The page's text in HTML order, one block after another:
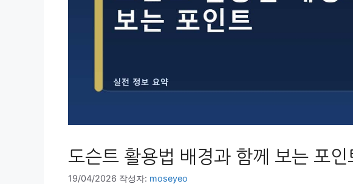
도슨트 활용법 배경과 함께 보는 포인
19/04/2026 작성자: moseyeo